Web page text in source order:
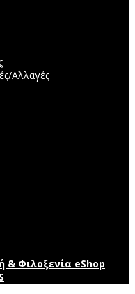
Αλλαγές
& Φιλοξενία eShop